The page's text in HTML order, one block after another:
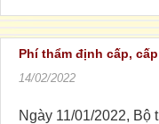
Phí thẩm định cấp,
14/02/2022
Ngày 11/01/2022,